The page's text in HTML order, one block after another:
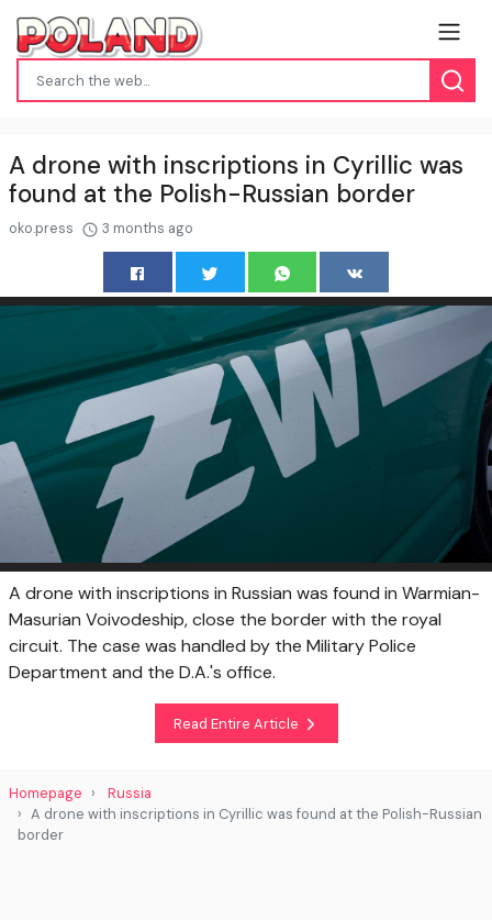
A drone with inscriptions in Cyrillic was
found at the Polish-Russian border
oko.press 3 months ago
A drone with inscriptions in Russian was found in Warmian-
Masurian Voivodeship, close the border with the royal
circuit. The case was handled by the Military Police
Department and the D.A.'s office.
Read Entire Article
Homepage
Russia
A drone with inscriptions in Cyrillic was found at the Polish-Russian
border